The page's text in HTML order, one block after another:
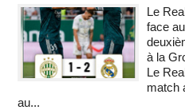
Le
face
à la
Le
match
au...